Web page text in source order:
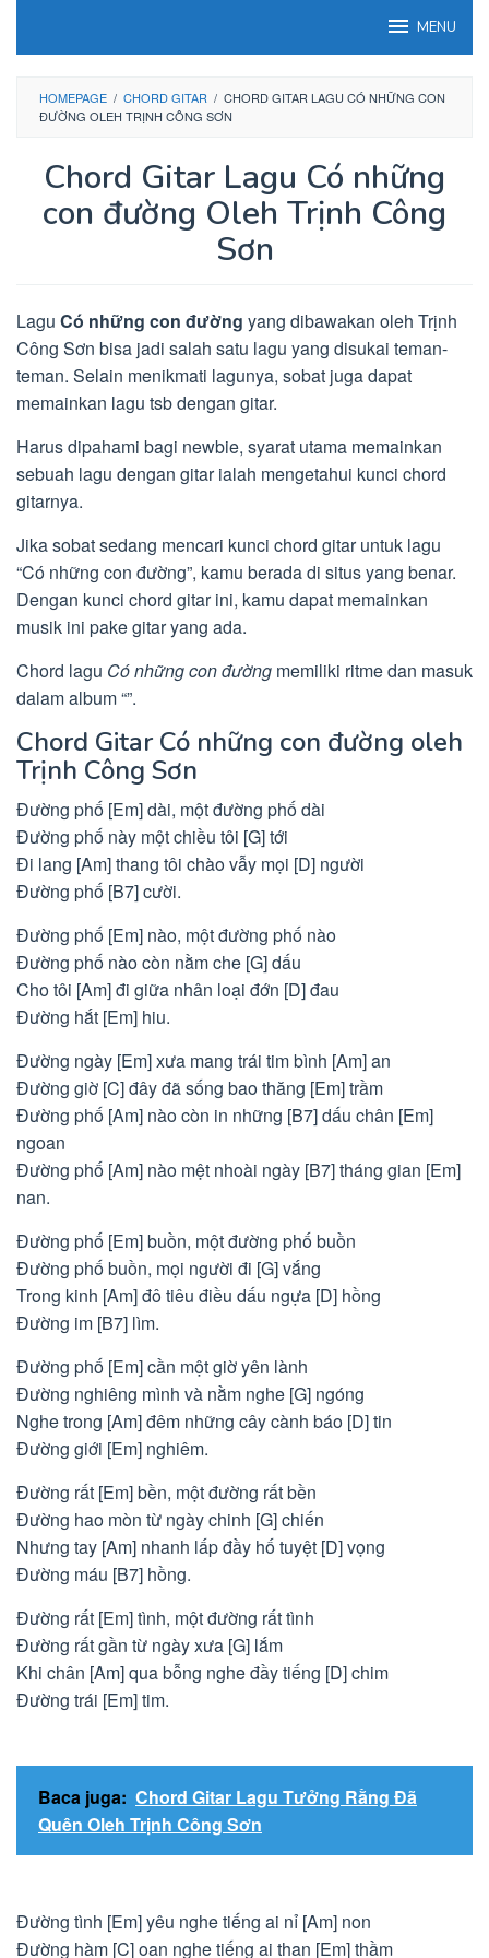
MENU
HOMEPAGE / CHORD GITAR / CHORD GITAR LAGU CÓ NHỮNG CON
ĐƯỜNG OLEH TRỊNH CÔNG SƠN
Chord Gitar Lagu Có những
con đường Oleh Trịnh Công
Sơn
Lagu Có những con đường yang dibawakan oleh Trịnh
Công Sơn bisa jadi salah satu lagu yang disukai teman-
teman. Selain menikmati lagunya, sobat juga dapat
memainkan lagu tsb dengan gitar.
Harus dipahami bagi newbie, syarat utama memainkan
sebuah lagu dengan gitar ialah mengetahui kunci chord
gitarnya.
Jika sobat sedang mencari kunci chord gitar untuk lagu
“Có những con đường”, kamu berada di situs yang benar.
Dengan kunci chord gitar ini, kamu dapat memainkan
musik ini pake gitar yang ada.
Chord lagu Có những con đường memiliki ritme dan masuk
dalam album “”.
Chord Gitar Có những con đường oleh
Trịnh Công Sơn
Đường phố [Em] dài, một đường phố dài
Đường phố này một chiều tôi [G] tới
Đi lang [Am] thang tôi chào vẫy mọi [D] người
Đường phố [B7] cười.
Đường phố [Em] nào, một đường phố nào
Đường phố nào còn nằm che [G] dấu
Cho tôi [Am] đi giữa nhân loại đớn [D] đau
Đường hắt [Em] hiu.
Đường ngày [Em] xưa mang trái tim bình [Am] an
Đường giờ [C] đây đã sống bao thăng [Em] trầm
Đường phố [Am] nào còn in những [B7] dấu chân [Em]
ngoan
Đường phố [Am] nào mệt nhoài ngày [B7] tháng gian [Em]
nan.
Đường phố [Em] buồn, một đường phố buồn
Đường phố buồn, mọi người đi [G] vắng
Trong kinh [Am] đô tiêu điều dấu ngựa [D] hồng
Đường im [B7] lìm.
Đường phố [Em] cần một giờ yên lành
Đường nghiêng mình và nằm nghe [G] ngóng
Nghe trong [Am] đêm những cây cành báo [D] tin
Đường giới [Em] nghiêm.
Đường rất [Em] bền, một đường rất bền
Đường hao mòn từ ngày chinh [G] chiến
Nhưng tay [Am] nhanh lấp đầy hố tuyệt [D] vọng
Đường máu [B7] hồng.
Đường rất [Em] tình, một đường rất tình
Đường rất gần từ ngày xưa [G] lắm
Khi chân [Am] qua bỗng nghe đầy tiếng [D] chim
Đường trái [Em] tim.
Baca juga: Chord Gitar Lagu Tưởng Rằng Đã
Quên Oleh Trịnh Công Sơn
Đường tình [Em] yêu nghe tiếng ai nỉ [Am] non
Đường hàm [C] oan nghe tiếng ai than [Em] thầm